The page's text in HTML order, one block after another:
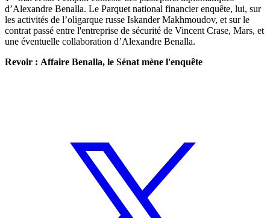
d’Alexandre Benalla. Le Parquet national financier enquête, lui, sur
les activités de l’oligarque russe Iskander Makhmoudov, et sur le
contrat passé entre l'entreprise de sécurité de Vincent Crase, Mars, et
une éventuelle collaboration d’Alexandre Benalla.
Revoir : Affaire Benalla, le Sénat mène l'enquête